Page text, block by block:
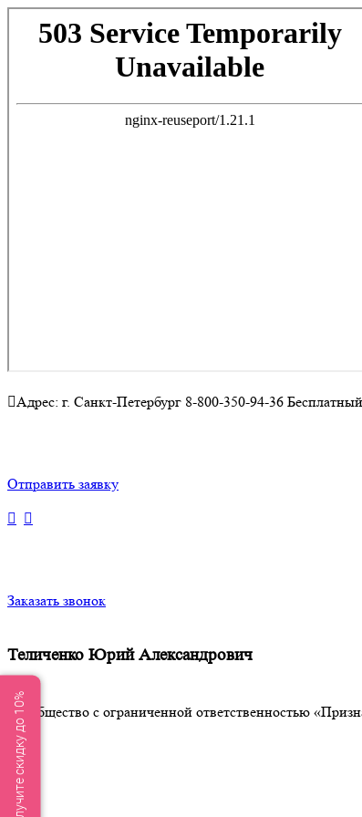
Адрес: г. Санкт-Петербург 8-800-350-94-36
Отправить заявку
Заказать звонок
Теличенко Юрий Александрович
Общество с ограниченной ответственностью
Получите скидку до 10%